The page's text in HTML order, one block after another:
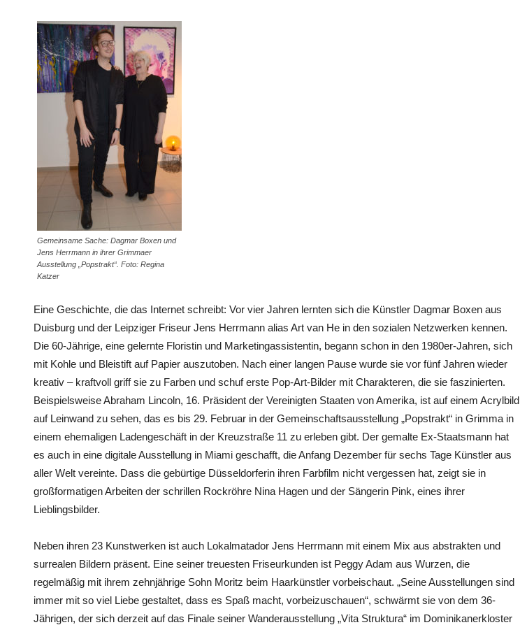
Gemeinsame Sache: Dagmar Boxen und
Jens Herrmann in ihrer Grimmaer
Ausstellung „Popstrakt“. Foto: Regina
Katzer
Eine Geschichte, die das Internet schreibt: Vor vier Jahren lernten sich die Künstler Dagmar Boxen aus
Duisburg und der Leipziger Friseur Jens Herrmann alias Art van He in den sozialen Netzwerken kennen.
Die 60-Jährige, eine gelernte Floristin und Marketingassistentin, begann schon in den 1980er-Jahren, sich
mit Kohle und Bleistift auf Papier auszutoben. Nach einer langen Pause wurde sie vor fünf Jahren wieder
kreativ – kraftvoll griff sie zu Farben und schuf erste Pop-Art-Bilder mit Charakteren, die sie faszinierten.
Beispielsweise Abraham Lincoln, 16. Präsident der Vereinigten Staaten von Amerika, ist auf einem Acrylbild
auf Leinwand zu sehen, das es bis 29. Februar in der Gemeinschaftsausstellung „Popstrakt“ in Grimma in
einem ehemaligen Ladengeschäft in der Kreuzstraße 11 zu erleben gibt. Der gemalte Ex-Staatsmann hat
es auch in eine digitale Ausstellung in Miami geschafft, die Anfang Dezember für sechs Tage Künstler aus
aller Welt vereinte. Dass die gebürtige Düsseldorferin ihren Farbfilm nicht vergessen hat, zeigt sie in
großformatigen Arbeiten der schrillen Rockröhre Nina Hagen und der Sängerin Pink, eines ihrer
Lieblingsbilder.
Neben ihren 23 Kunstwerken ist auch Lokalmatador Jens Herrmann mit einem Mix aus abstrakten und
surrealen Bildern präsent. Eine seiner treuesten Friseurkunden ist Peggy Adam aus Wurzen, die
regelmäßig mit ihrem zehnjährige Sohn Moritz beim Haarkünstler vorbeischaut. „Seine Ausstellungen sind
immer mit so viel Liebe gestaltet, dass es Spaß macht, vorbeizuschauen“, schwärmt sie von dem 36-
Jährigen, der sich derzeit auf das Finale seiner Wanderausstellung „Vita Struktura“ im Dominikanerkloster